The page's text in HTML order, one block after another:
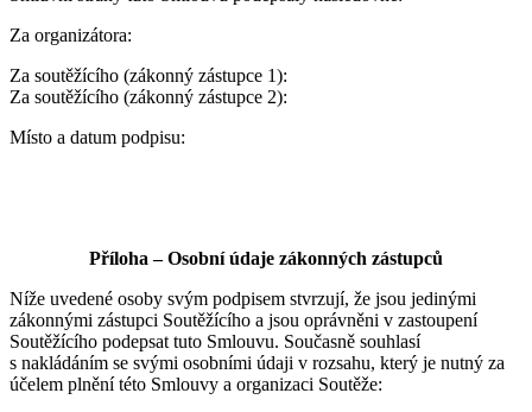
Za organizátora:
Za soutěžícího (zákonný zástupce 1):
Za soutěžícího (zákonný zástupce 2):
Místo a datum podpisu:
Příloha – Osobní údaje zákonných zástupců
Níže uvedené osoby svým podpisem stvrzují, že jsou jedinými
zákonnými zástupci Soutěžícího a jsou oprávněni v zastoupení
Soutěžícího podepsat tuto Smlouvu. Současně souhlasí
s nakládáním se svými osobními údaji v rozsahu, který je nutný za
účelem plnění této Smlouvy a organizaci Soutěže: